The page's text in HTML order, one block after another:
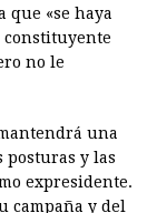
que «se haya
constituyente
no le
una
y las
expresidente.
campaña y del